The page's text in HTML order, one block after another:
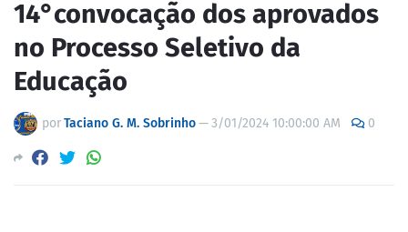
14°convocação dos aprovados
no Processo Seletivo da
Educação
porTaciano G. M. Sobrinho—3/01/2024 10:00:00 AM 0